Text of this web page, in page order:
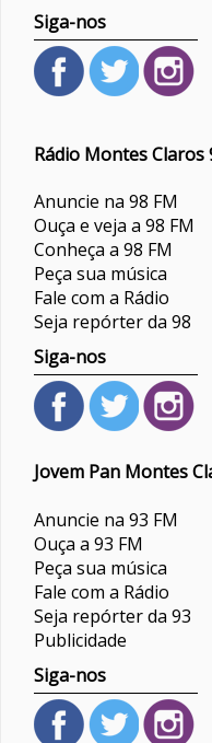
Siga-nos
Rádio Montes Claros
Anuncie na 98 FM
Ouça e veja a 98 FM
Conheça a 98 FM
Peça sua música
Fale com a Rádio
Seja repórter da 98
Siga-nos
Jovem Pan Montes
Anuncie na 93 FM
Ouça a 93 FM
Peça sua música
Fale com a Rádio
Seja repórter da 93
Publicidade
Siga-nos